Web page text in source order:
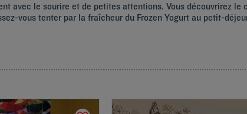
avec le sourire et de petites attentions. Vous découvrirez le
vous tenter par la fraîcheur du Frozen Yogurt au petit-